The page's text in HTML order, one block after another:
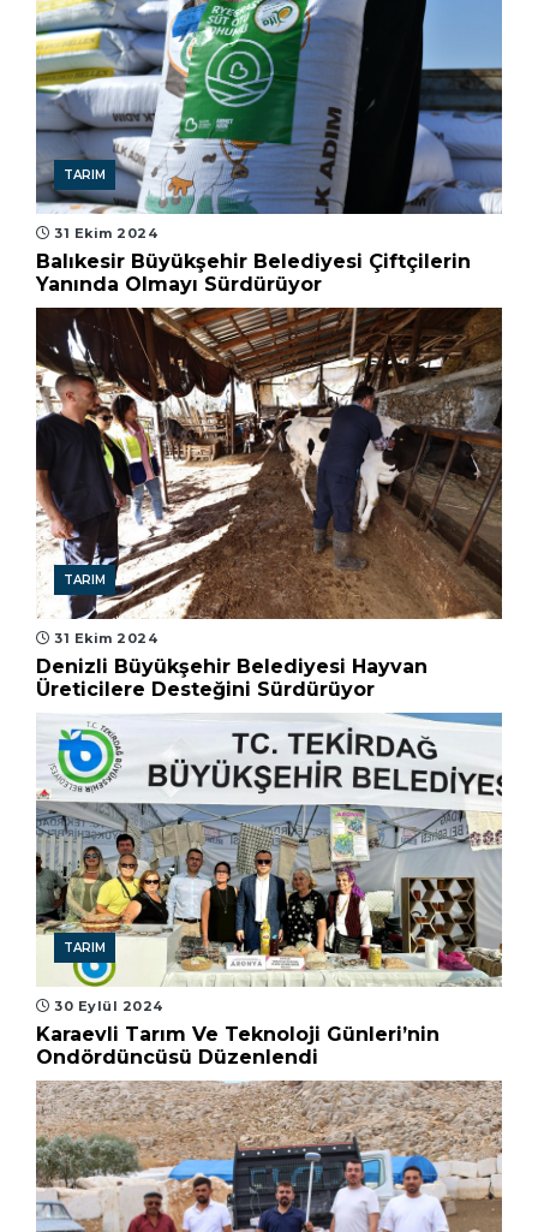
TARIM
31 Ekim 2024
Balıkesir Büyükşehir Belediyesi Çiftçilerin
Yanında Olmayı Sürdürüyor
TARIM
31 Ekim 2024
Denizli Büyükşehir Belediyesi Hayvan
Üreticilere Desteğini Sürdürüyor
TARIM
30 Eylül 2024
Karaevli Tarım Ve Teknoloji Günleri’nin
Ondördüncüsü Düzenlendi